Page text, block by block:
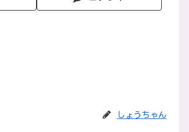
しょうちゃん